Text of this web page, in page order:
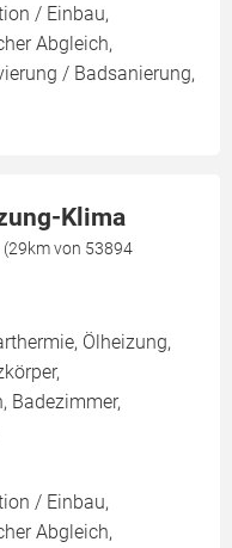
/ Einbau,
Abgleich,
/ Badsanierung,
Klima
von 53894
Ölheizung,
Badezimmer,
/ Einbau,
Abgleich,